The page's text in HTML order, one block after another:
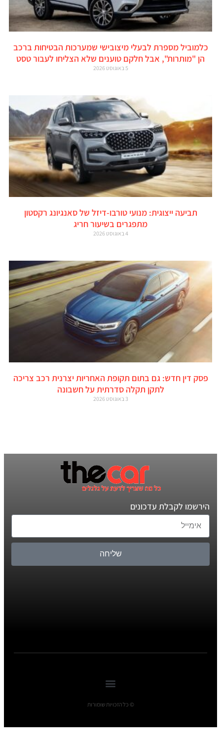
כלמוביל מספרת לבעלי מיצובישי שמערכות הבטיחות ברכב
הן "מותרות", אבל חלקם טוענים שלא הצליחו לעבור טסט
5 באוגוסט 2026
תביעה ייצוגית: מנועי טורבו-דיזל של סאנגיונג רקסטון
מתפגרים בשיעור חריג
4 באוגוסט 2026
פסק דין חדש: גם בתום תקופת האחריות יצרנית רכב צריכה
לתקן תקלה סדרתית על חשבונה
3 באוגוסט 2026
הירשמו לקבלת עדכונים
שליחה
© כל הזכויות שומורות